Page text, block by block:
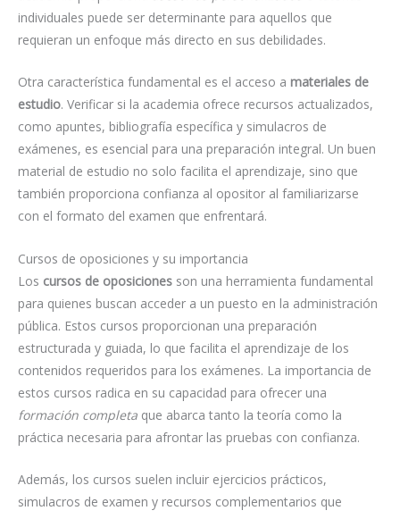
individuales puede ser determinante para aquellos que
requieran un enfoque más directo en sus debilidades.
Otra característica fundamental es el acceso a materiales de
estudio. Verificar si la academia ofrece recursos actualizados,
como apuntes, bibliografía específica y simulacros de
exámenes, es esencial para una preparación integral. Un buen
material de estudio no solo facilita el aprendizaje, sino que
también proporciona confianza al opositor al familiarizarse
con el formato del examen que enfrentará.
Cursos de oposiciones y su importancia
Los cursos de oposiciones son una herramienta fundamental
para quienes buscan acceder a un puesto en la administración
pública. Estos cursos proporcionan una preparación
estructurada y guiada, lo que facilita el aprendizaje de los
contenidos requeridos para los exámenes. La importancia de
estos cursos radica en su capacidad para ofrecer una
formación completa que abarca tanto la teoría como la
práctica necesaria para afrontar las pruebas con confianza.
Además, los cursos suelen incluir ejercicios prácticos,
simulacros de examen y recursos complementarios que